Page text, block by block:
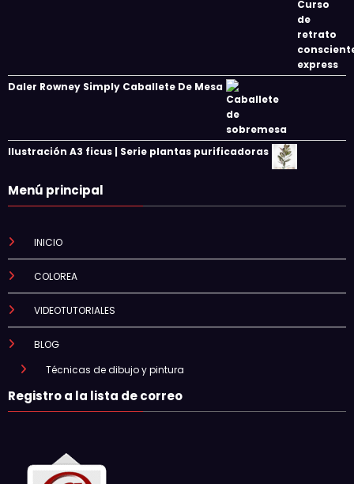
Daler Rowney Simply Caballete De Mesa
Ilustración A3 ficus | Serie plantas purificadoras
Menú principal
INICIO
COLOREA
VIDEOTUTORIALES
BLOG
Técnicas de dibujo y pintura
Registro a la lista de correo